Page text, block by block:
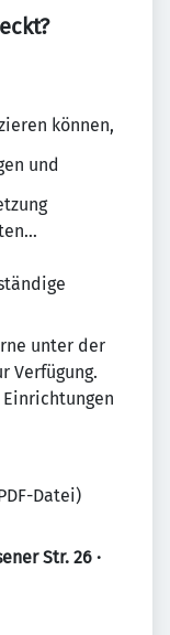
können,
und
unter der
Verfügung.
Datei)
Str. 26 ·